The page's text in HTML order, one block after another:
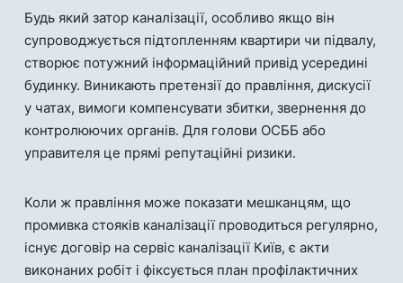
Будь який затор каналізації, особливо якщо він
супроводжується підтопленням квартири чи підвалу,
створює потужний інформаційний привід усередині
будинку. Виникають претензії до правління, дискусії
у чатах, вимоги компенсувати збитки, звернення до
контролюючих органів. Для голови ОСББ або
управителя це прямі репутаційні ризики.
Коли ж правління може показати мешканцям, що
промивка стояків каналізації проводиться регулярно,
існує договір на сервіс каналізації Київ, є акти
виконаних робіт і фіксується план профілактичних